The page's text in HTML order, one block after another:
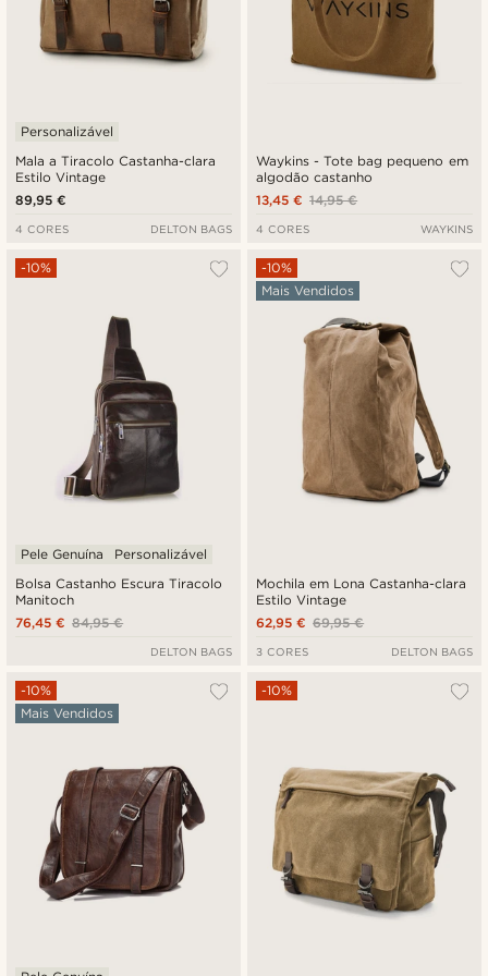
Mala a Tiracolo Castanha-clara
Estilo Vintage
Personalizável
89,95 €
4 CORES DELTON BAGS
Waykins - Tote bag pequeno em
algodão castanho
14,95 €
13,45 €
4 CORES WAYKINS
Bolsa Castanho Escura Tiracolo
Manitoch
-10%
Pele Genuína Personalizável
84,95 €
76,45 €
DELTON BAGS
Mochila em Lona Castanha-clara
Estilo Vintage
-10%
Mais Vendidos
69,95 €
62,95 €
3 CORES DELTON BAGS
-10%
Mais Vendidos
-10%